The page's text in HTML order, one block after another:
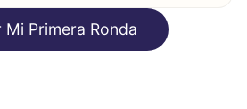
Mi Primera Ronda